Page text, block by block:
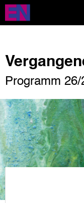
Direkt
zum
Inhalt
Programm 26/